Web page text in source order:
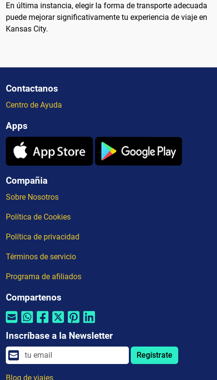
En última instancia, elegir la forma de transporte adecuada
puede mejorar significativamente tu experiencia de viaje en
Kansas City.
Contactanos
Centro de Ayuda
Apps
Compañia
Sobre Nosotros
Política de Cookies
Política de privacidad
Términos de servicio
Programa de afiliados
Compartenos
Inscríbase a la Newsletter
Regístrate
Blog de viajes